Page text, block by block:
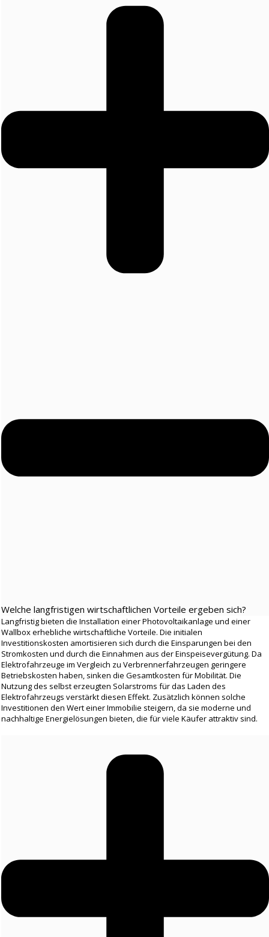
Welche langfristigen wirtschaftlichen Vorteile ergeben sich?
Langfristig bieten die Installation einer Photovoltaikanlage und einer
Wallbox erhebliche wirtschaftliche Vorteile. Die initialen
Investitionskosten amortisieren sich durch die Einsparungen bei den
Stromkosten und durch die Einnahmen aus der Einspeisevergütung. Da
Elektrofahrzeuge im Vergleich zu Verbrennerfahrzeugen geringere
Betriebskosten haben, sinken die Gesamtkosten für Mobilität. Die
Nutzung des selbst erzeugten Solarstroms für das Laden des
Elektrofahrzeugs verstärkt diesen Effekt. Zusätzlich können solche
Investitionen den Wert einer Immobilie steigern, da sie moderne und
nachhaltige Energielösungen bieten, die für viele Käufer attraktiv sind.